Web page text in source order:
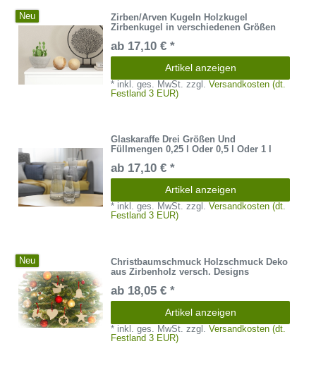
Neu
Zirben/Arven Kugeln Holzkugel
Zirbenkugel in verschiedenen Größen
ab 17,10 € *
Artikel anzeigen
* inkl. ges. MwSt. zzgl.Versandkosten (dt.
Festland 3 EUR)
Glaskaraffe Drei Größen Und
Füllmengen 0,25 l Oder 0,5 l Oder 1 l
ab 17,10 € *
Artikel anzeigen
* inkl. ges. MwSt. zzgl.Versandkosten (dt.
Festland 3 EUR)
Neu
Christbaumschmuck Holzschmuck Deko
aus Zirbenholz versch. Designs
ab 18,05 € *
Artikel anzeigen
* inkl. ges. MwSt. zzgl.Versandkosten (dt.
Festland 3 EUR)